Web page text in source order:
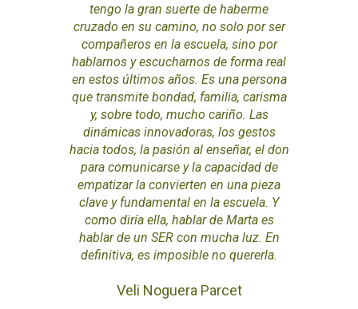
tengo la gran suerte de haberme
cruzado en su camino, no solo por ser
compañeros en la escuela, sino por
hablarnos y escucharnos de forma real
en estos últimos años. Es una persona
que transmite bondad, familia, carisma
y, sobre todo, mucho cariño. Las
dinámicas innovadoras, los gestos
hacia todos, la pasión al enseñar, el don
para comunicarse y la capacidad de
empatizar la convierten en una pieza
clave y fundamental en la escuela. Y
como diría ella, hablar de Marta es
hablar de un SER con mucha luz. En
definitiva, es imposible no quererla.
Veli Noguera Parcet